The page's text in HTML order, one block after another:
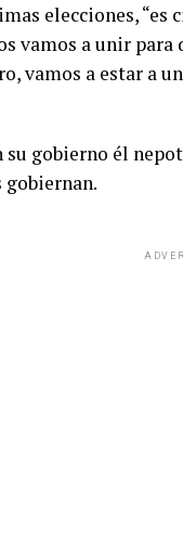
elecciones,
vamos a unir
vamos a estar a
su gobierno él